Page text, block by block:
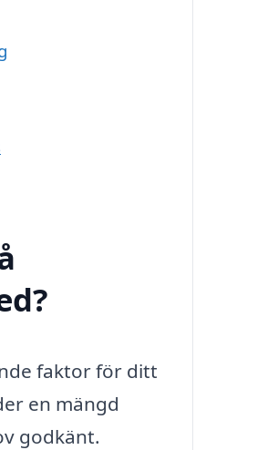
faktor för ditt
en mängd
godkänt.